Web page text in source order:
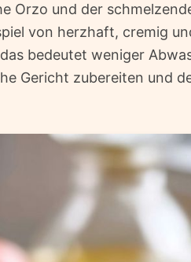
Orzo und der
von herzhaft, cremig
bedeutet weniger
Gericht zubereiten und